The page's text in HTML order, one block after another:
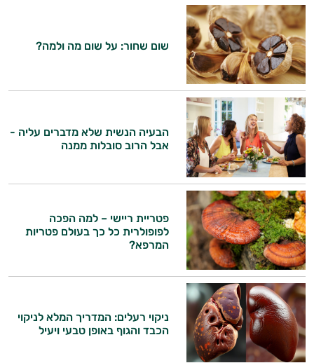
שום שחור: על שום מה ולמה?
הבעיה הנשית שלא מדברים עליה -
אבל הרוב סובלות ממנה
פטריית ריישי – למה הפכה
לפופולרית כל כך בעולם פטריות
המרפא?
ניקוי רעלים: המדריך המלא לניקוי
הכבד והגוף באופן טבעי ויעיל
היי,
אני יועץ הבריאות האישי AI של טבע בריא.